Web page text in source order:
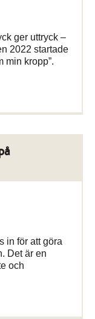
ger uttryck –
2022 startade
min kropp”.
in för att göra
Det är en
och